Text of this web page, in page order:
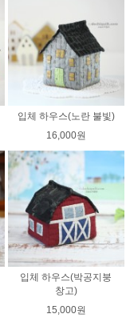
입체 하우스(노란 불빛)
16,000원
입체 하우스(박공지붕
창고)
15,000원